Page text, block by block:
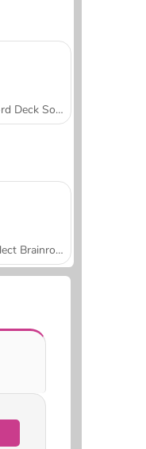
Word Deck Solitaire
Collect Brainrot Arena